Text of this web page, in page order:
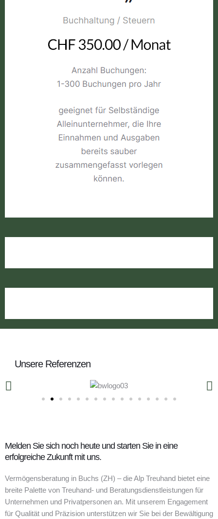
Unsere Referenzen
Melden Sie sich noch heute und starten Sie in eine
erfolgreiche Zukunft mit uns.
Vermögensberatung in Buchs (ZH) – die Alp Treuhand bietet eine
breite Palette von Treuhand- und Beratungsdienstleistungen für
Unternehmen und Privatpersonen an. Mit unserem Engagement
für Qualität und Präzision unterstützen wir Sie bei der Bewältigung